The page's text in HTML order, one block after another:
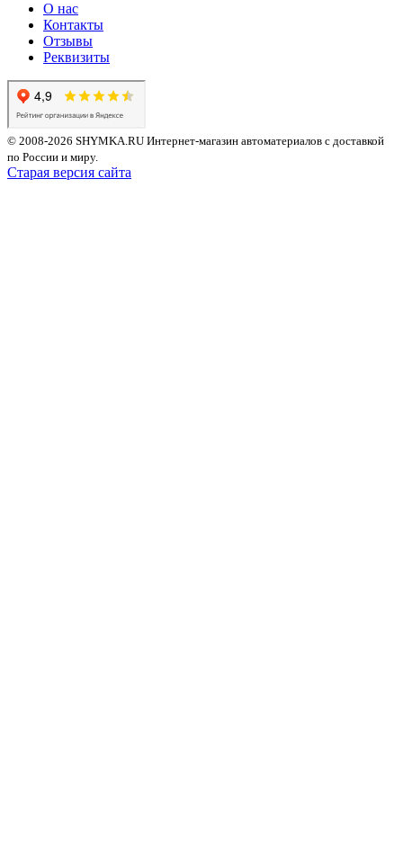
О нас
Контакты
Отзывы
Реквизиты
© 2008-2026 SHYMKA.RU Интернет-магазин автоматериалов с доставкой
по России и миру.
Старая версия сайта